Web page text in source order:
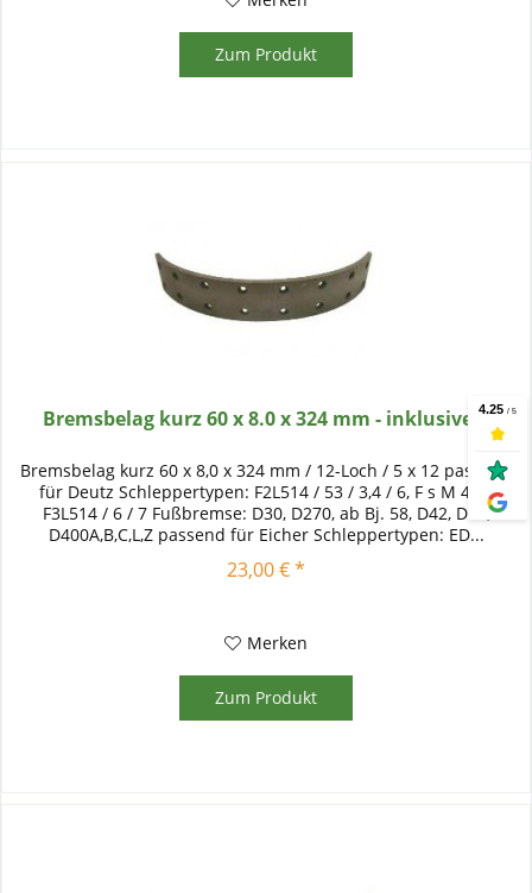
Zum Produkt
Bremsbelag kurz 60 x 8.0 x 324 mm - inklusive...
Bremsbelag kurz 60 x 8,0 x 324 mm / 12-Loch / 5 x 12 passend
für Deutz Schleppertypen: F2L514 / 53 / 3,4 / 6, F s M 417,
F3L514 / 6 / 7 Fußbremse: D30, D270, ab Bj. 58, D42, D45,
D400A,B,C,L,Z passend für Eicher Schleppertypen: ED...
23,00 € *
Merken
Zum Produkt